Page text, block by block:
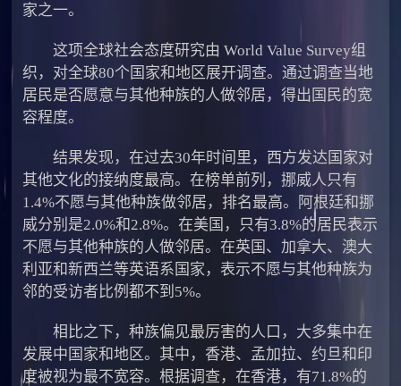
家之一。
这项全球社会态度研究由 World Value Survey组
织，对全球80个国家和地区展开调查。通过调查当地
居民是否愿意与其他种族的人做邻居，得出国民的宽
容程度。
结果发现，在过去30年时间里，西方发达国家对
其他文化的接纳度最高。在榜单前列，挪威人只有
1.4%不愿与其他种族做邻居，排名最高。阿根廷和挪
威分别是2.0%和2.8%。在美国，只有3.8%的居民表示
不愿与其他种族的人做邻居。在英国、加拿大、澳大
利亚和新西兰等英语系国家，表示不愿与其他种族为
邻的受访者比例都不到5%。
相比之下，种族偏见最厉害的人口，大多集中在
发展中国家和地区。其中，香港、孟加拉、约旦和印
度被视为最不宽容。根据调查，在香港，有71.8%的